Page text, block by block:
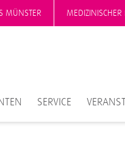
MÜNSTER MEDIZINISCHER
SERVICE